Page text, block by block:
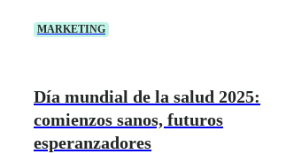
MARKETING
Día mundial de la salud 2025:
comienzos sanos, futuros
esperanzadores